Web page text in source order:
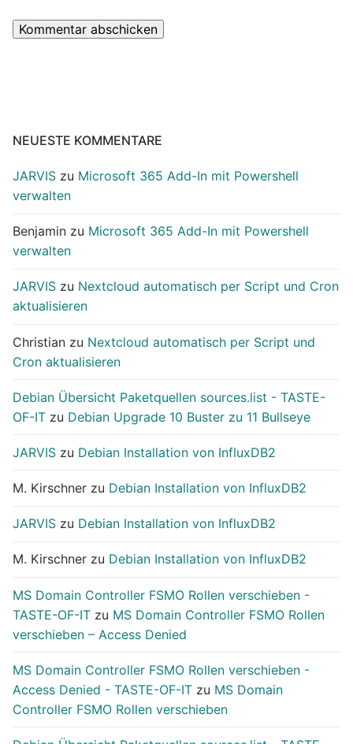
NEUESTE KOMMENTARE
JARVIS zu Microsoft 365 Add-In mit Powershell
verwalten
Benjamin zu Microsoft 365 Add-In mit Powershell
verwalten
JARVIS zu Nextcloud automatisch per Script und Cron
aktualisieren
Christian zu Nextcloud automatisch per Script und
Cron aktualisieren
Debian Übersicht Paketquellen sources.list - TASTE-
OF-IT zu Debian Upgrade 10 Buster zu 11 Bullseye
JARVIS zu Debian Installation von InfluxDB2
M. Kirschner zu Debian Installation von InfluxDB2
JARVIS zu Debian Installation von InfluxDB2
M. Kirschner zu Debian Installation von InfluxDB2
MS Domain Controller FSMO Rollen verschieben -
TASTE-OF-IT zu MS Domain Controller FSMO Rollen
verschieben – Access Denied
MS Domain Controller FSMO Rollen verschieben -
Access Denied - TASTE-OF-IT zu MS Domain
Controller FSMO Rollen verschieben